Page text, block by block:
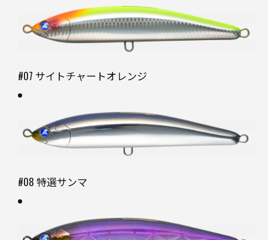
#07 サイトチャートオレンジ
#08 特選サンマ